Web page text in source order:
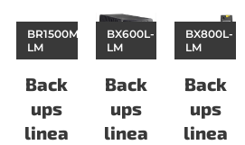
Back
ups
linea
BR1500M2-
LM
Back
ups
linea
BX600L-
LM
Back
ups
linea
BX800L-
LM